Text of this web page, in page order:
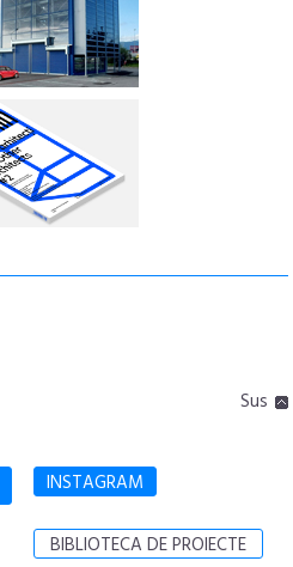
Sus
INSTAGRAM
BIBLIOTECA DE PROIECTE